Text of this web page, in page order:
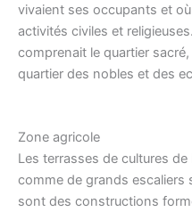
vivaient ses occupants et
activités civiles et
comprenait le quartier
quartier des nobles et des
Zone agricole
Les terrasses de cultures
comme de grands escaliers
sont des constructions